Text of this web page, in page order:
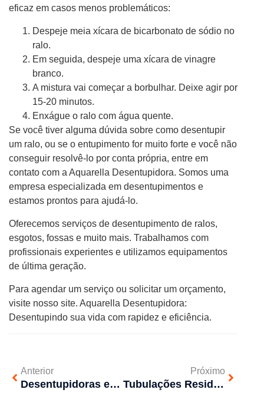
eficaz em casos menos problemáticos:
Despeje meia xícara de bicarbonato de sódio no
ralo.
Em seguida, despeje uma xícara de vinagre
branco.
A mistura vai começar a borbulhar. Deixe agir por
15-20 minutos.
Enxágue o ralo com água quente.
Se você tiver alguma dúvida sobre como desentupir
um ralo, ou se o entupimento for muito forte e você não
conseguir resolvê-lo por conta própria, entre em
contato com a Aquarella Desentupidora. Somos uma
empresa especializada em desentupimentos e
estamos prontos para ajudá-lo.
Oferecemos serviços de desentupimento de ralos,
esgotos, fossas e muito mais. Trabalhamos com
profissionais experientes e utilizamos equipamentos
de última geração.
Para agendar um serviço ou solicitar um orçamento,
visite nosso site. Aquarella Desentupidora:
Desentupindo sua vida com rapidez e eficiência.
Anterior
Desentupidoras e direitos do consumidor – Entenda
Próximo
Tubulações Residenciais e Comerciais precisam de Atenção